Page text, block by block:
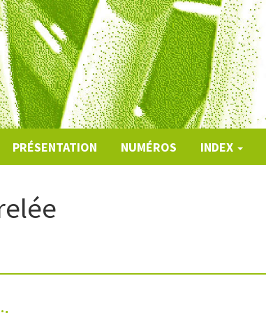
PRÉSENTATION NUMÉROS INDEX